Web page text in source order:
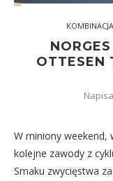
OTTESEN
W miniony weekend,
kolejne zawody z
Smaku zwycięstwa